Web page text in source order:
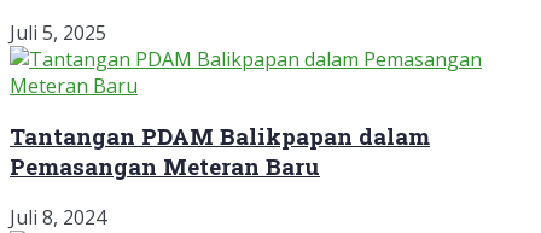
Juli 5, 2025
Tantangan PDAM Balikpapan dalam
Pemasangan Meteran Baru
Juli 8, 2024